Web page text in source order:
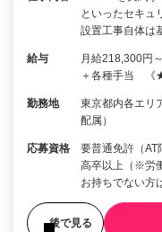
といったセキュ
設置工事自体は
給与
月給218,300円
＋各種手当 《
勤務地
東京都内各エリ
配属）
応募資格
要普通免許（AT
高卒以上（※労
お持ちでない方
後で見る